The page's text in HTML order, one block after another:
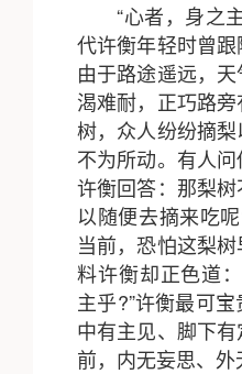
“心者，身之
代许衡年轻时曾跟
由于路途遥远，
渴难耐，正巧路
树，众人纷纷摘
不为所动。有人问
许衡回答：那梨
以随便去摘来吃
当前，恐怕这梨
料许衡却正色道
主乎?”许衡最可
中有主见、脚下
前，内无妄思、外